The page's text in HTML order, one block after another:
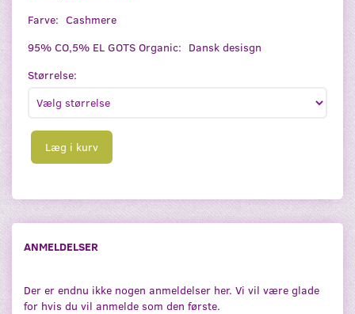
Farve: Cashmere
95% CO,5% EL GOTS Organic: Dansk desisgn
Størrelse:
Læg i kurv
ANMELDELSER
Der er endnu ikke nogen anmeldelser her. Vi vil være glade
for hvis du vil anmelde som den første.